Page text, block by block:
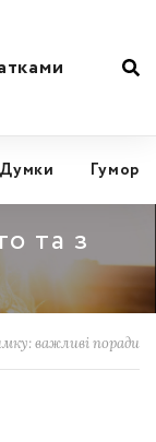
Думки Гумор
та з
важливі поради